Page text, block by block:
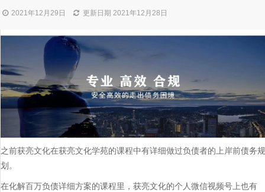
2021年12月29日 更新日期 2021年12月28日
之前获亮文化在获亮文化学苑的课程中有详细做过负债者的上岸前债务规
划。
在化解百万负债详细方案的课程里，获亮文化的个人微信视频号上也有